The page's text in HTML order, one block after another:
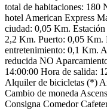
total de habitaciones: 180
hotel American Express
ciudad: 0,05 Km.
2,2 Km. Puerto: 0,05 Km.
entretenimiento: 0,1 Km.
reducida NO
14:00:00 Hora de salida:
Alquiler de bicicletas (*)
Cambio de moneda
Consigna Comedor